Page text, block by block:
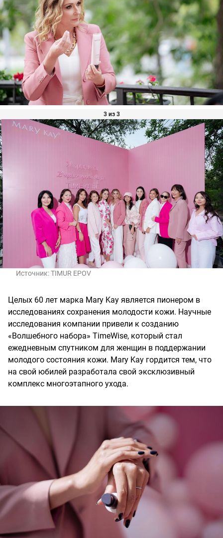
3 из 3
Источник:TIMUR EPOV
Целых 60 лет марка Mary Kay является пионером в
исследованиях сохранения молодости кожи. Научные
исследования компании привели к созданию
«Волшебного набора» TimeWise, который стал
ежедневным спутником для женщин в поддержании
молодого состояния кожи. Mary Kay гордится тем, что
на свой юбилей разработала свой эксклюзивный
комплекс многоэтапного ухода.